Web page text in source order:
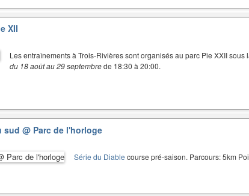
XII
Les entraînements à Trois-Rivières sont organisés au parc Pie XXII
du 18 août au 29 septembrede 18:30 à 20:00.
sud@ Parc de l'horloge
Série du Diable course pré-saison. Parcours: 5km